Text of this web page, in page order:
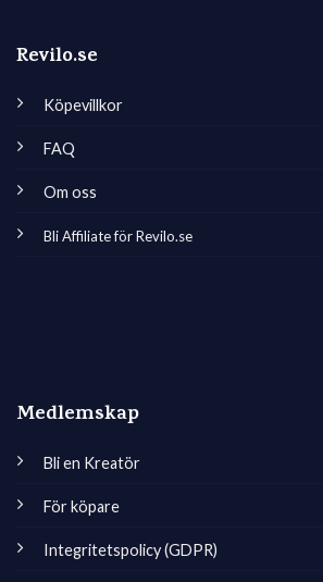
Revilo.se
Köpevillkor
FAQ
Om oss
Bli Affiliate för Revilo.se
Medlemskap
Bli en Kreatör
För köpare
Integritetspolicy (GDPR)